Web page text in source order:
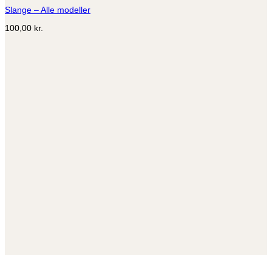
varianter.
kan
Slange – Alle modeller
100,00 kr.